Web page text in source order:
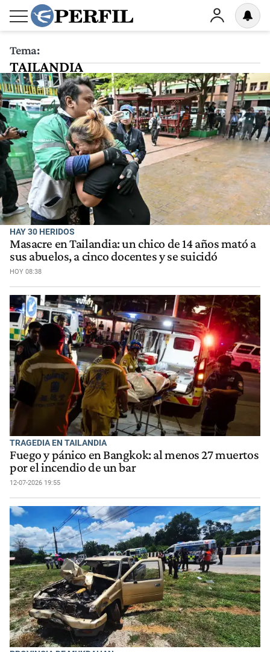
Tema:
TAILANDIA
HAY 30 HERIDOS
Masacre en Tailandia: un chico de 14 años mató a
sus abuelos, a cinco docentes y se suicidó
HOY 08:38
TRAGEDIA EN TAILANDIA
Fuego y pánico en Bangkok: al menos 27 muertos
por el incendio de un bar
12-07-2026 19:55